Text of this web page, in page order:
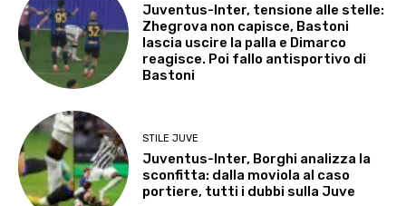
Juventus-Inter, tensione alle stelle:
Zhegrova non capisce, Bastoni
lascia uscire la palla e Dimarco
reagisce. Poi fallo antisportivo di
Bastoni
STILE JUVE
Juventus-Inter, Borghi analizza la
sconfitta: dalla moviola al caso
portiere, tutti i dubbi sulla Juve